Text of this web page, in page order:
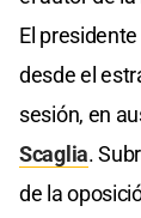
El
desde el
sesión, en
Scaglia.
de la